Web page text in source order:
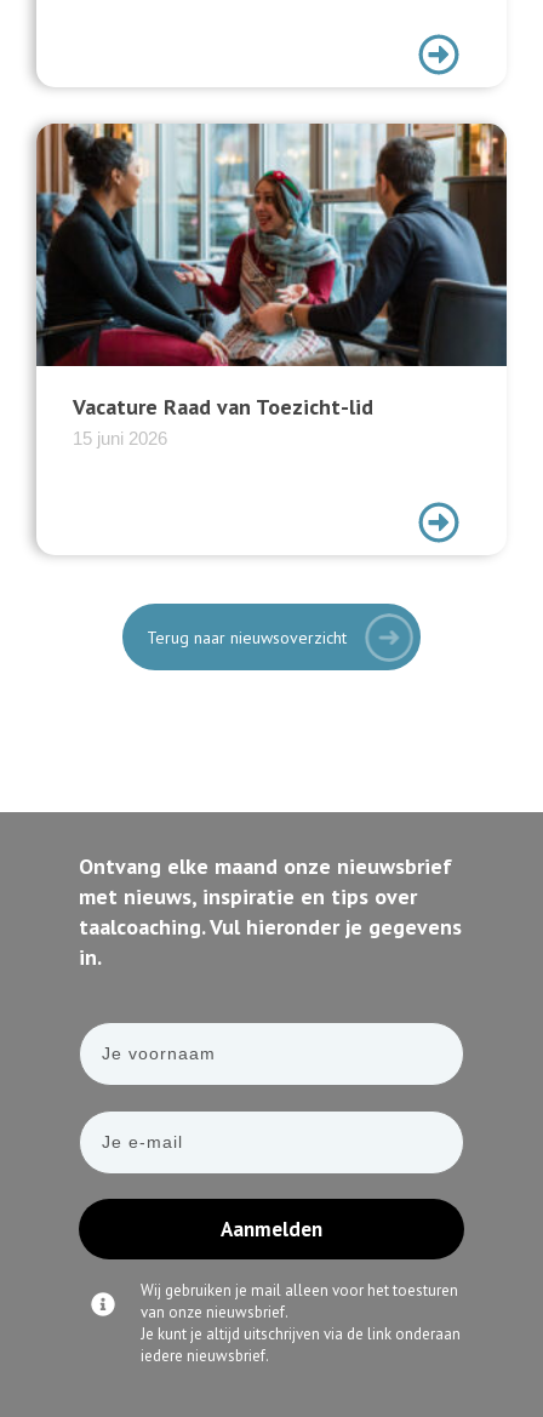
Vacature Raad van Toezicht-lid
15 juni 2026
Terug naar nieuwsoverzicht
Ontvang elke maand onze nieuwsbrief
met nieuws, inspiratie en tips over
taalcoaching. Vul hieronder je gegevens
in.
Aanmelden
Wij gebruiken je mail alleen voor het toesturen
van onze nieuwsbrief.
Je kunt je altijd uitschrijven via de link onderaan
iedere nieuwsbrief.